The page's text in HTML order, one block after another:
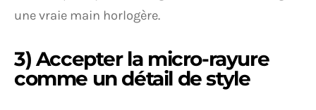
une vraie main horlogère.
3) Accepter la micro-rayure
comme un détail de style